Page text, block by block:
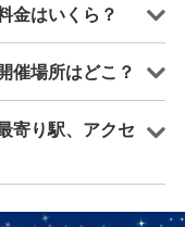
金はいくら？
催場所はどこ？
寄り駅、アクセ